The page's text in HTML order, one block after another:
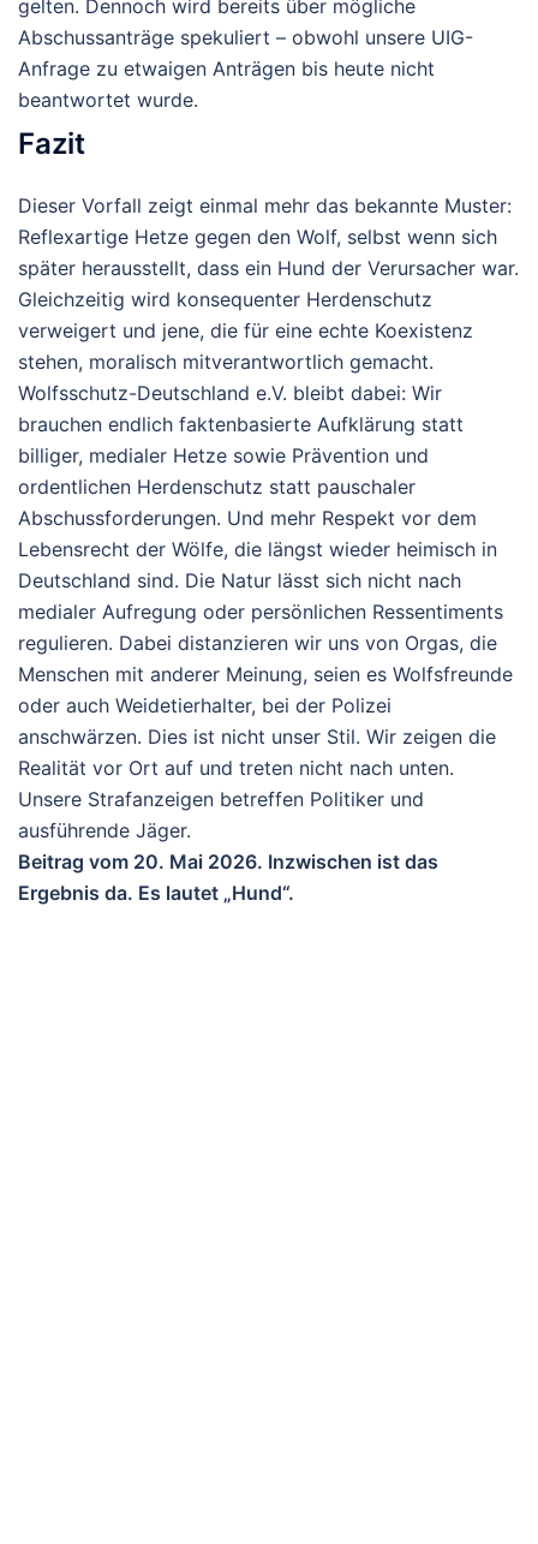
gelten. Dennoch wird bereits über mögliche
Abschussanträge spekuliert – obwohl unsere UIG-
Anfrage zu etwaigen Anträgen bis heute nicht
beantwortet wurde.
Fazit
Dieser Vorfall zeigt einmal mehr das bekannte Muster:
Reflexartige Hetze gegen den Wolf, selbst wenn sich
später herausstellt, dass ein Hund der Verursacher war.
Gleichzeitig wird konsequenter Herdenschutz
verweigert und jene, die für eine echte Koexistenz
stehen, moralisch mitverantwortlich gemacht.
Wolfsschutz-Deutschland e.V. bleibt dabei: Wir
brauchen endlich faktenbasierte Aufklärung statt
billiger, medialer Hetze sowie Prävention und
ordentlichen Herdenschutz statt pauschaler
Abschussforderungen. Und mehr Respekt vor dem
Lebensrecht der Wölfe, die längst wieder heimisch in
Deutschland sind. Die Natur lässt sich nicht nach
medialer Aufregung oder persönlichen Ressentiments
regulieren. Dabei distanzieren wir uns von Orgas, die
Menschen mit anderer Meinung, seien es Wolfsfreunde
oder auch Weidetierhalter, bei der Polizei
anschwärzen. Dies ist nicht unser Stil. Wir zeigen die
Realität vor Ort auf und treten nicht nach unten.
Unsere Strafanzeigen betreffen Politiker und
ausführende Jäger.
Beitrag vom 20. Mai 2026. Inzwischen ist das
Ergebnis da. Es lautet „Hund“.